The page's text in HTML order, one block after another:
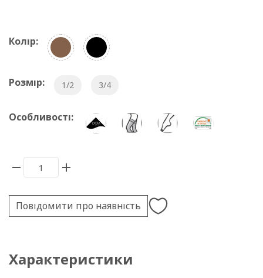
Колір:
Розмір: 1/2 3/4
Особливості:
Повідомити про наявність
Характеристики